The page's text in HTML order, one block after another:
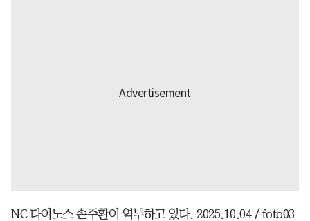
NC 다이노스 손주환이 역투하고 있다. 2025.10.04 / foto03